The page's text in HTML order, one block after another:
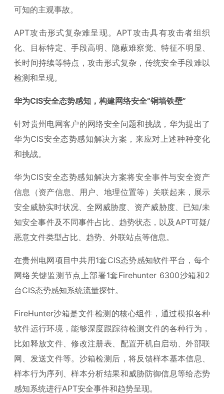
可知的主观事故。
APT攻击形式复杂难呈现。APT攻击具有攻击者组织
化、目标特定、手段高明、隐蔽难察觉、特征不明显、
长时间持续等特点，攻击形式复杂，传统安全手段难以
检测和呈现。
华为CIS安全态势感知，构建网络安全“铜墙铁壁”
针对贵州电网客户的网络安全问题和挑战，华为提出了
华为CIS安全态势感知解决方案，来应对上述种种变化
和挑战。
华为CIS安全态势感知解决方案将安全事件与安全资产
信息（资产信息、用户、地理位置等）关联起来，展示
安全威胁实时状况、全网威胁度、资产威胁度、已知/未
知安全事件及不同事件占比、趋势状态，以及APT可疑/
恶意文件类型占比、趋势、外联站点等信息。
在贵州电网项目中共用1套CIS态势感知软件平台，每个
网络关键监测节点上部署1套Firehunter 6300沙箱和2
台CIS态势感知系统流量探针。
FireHunter沙箱是文件检测的核心组件，通过模拟各种
软件运行环境，能够深度跟踪待检测文件的各种行为，
比如释放文件、修改注册表、配置开机自启动、外部联
网、发送文件等。沙箱检测后，将反馈样本基本信息、
样本行为序列、样本分析结果和威胁防御信息等给态势
感知系统进行APT安全事件和趋势呈现。